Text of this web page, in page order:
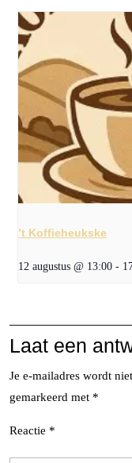
’t Koffieheukske
12 augustus @ 13:00 -
Laat een
Je e-mailadres wordt
gemarkeerd met *
Reactie *